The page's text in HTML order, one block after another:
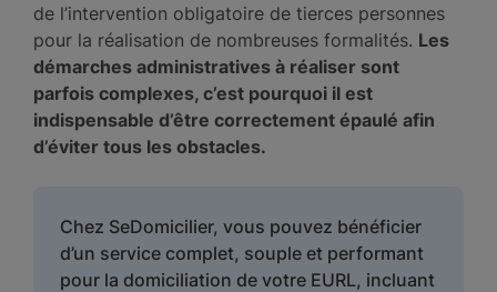
de l’intervention obligatoire de tierces personnes
pour la réalisation de nombreuses formalités. Les
démarches administratives à réaliser sont
parfois complexes, c’est pourquoi il est
indispensable d’être correctement épaulé afin
d’éviter tous les obstacles.
Chez SeDomicilier, vous pouvez bénéficier
d’un service complet, souple et performant
pour la domiciliation de votre EURL, incluant